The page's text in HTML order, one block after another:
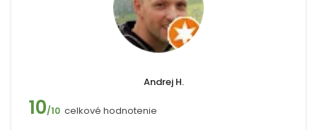
Andrej H.
10/10 celkové hodnotenie